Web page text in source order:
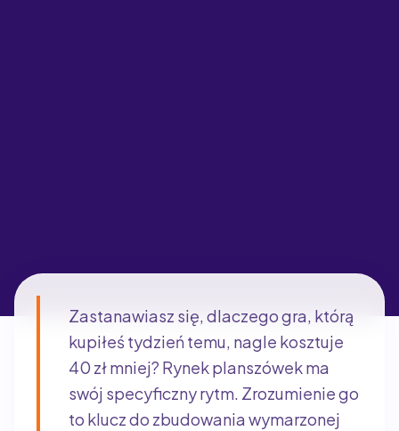
Zastanawiasz się, dlaczego gra, którą
kupiłeś tydzień temu, nagle kosztuje
40 zł mniej? Rynek planszówek ma
swój specyficzny rytm. Zrozumienie go
to klucz do zbudowania wymarzonej